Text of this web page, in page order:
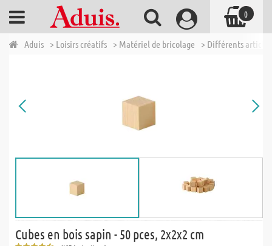
Aduis > Loisirs créatifs > Matériel de bricolage > Différents
Cubes en bois sapin - 50 pces, 2x2x2 cm
0